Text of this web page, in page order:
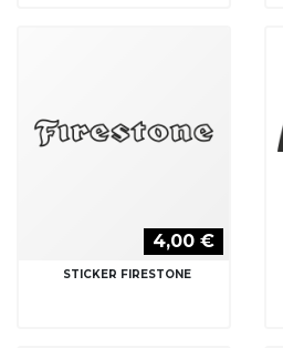
4,00 €
STICKER FIRESTONE